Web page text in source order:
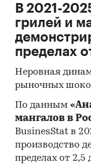
В 2021-
грилей и
пределах
Неровная
рыночных
По данным
мангалов в
BusinesStat в
производство
пределах от 2,5